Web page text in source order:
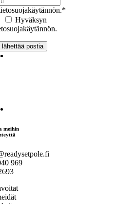
*
Hyväksyn
meihin
969